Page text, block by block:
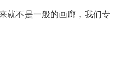
就不是一般的画廊，我们专